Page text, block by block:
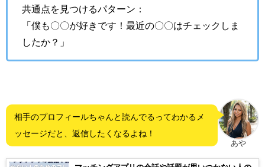
共通点を見つけるパターン：
「僕も〇〇が好きです！最近の〇〇はチェックしま
したか？」
あや
相手のプロフィールちゃんと読んでるってわかるメ
ッセージだと、返信したくなるよね！